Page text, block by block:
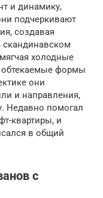
и динамику,
подчеркивают
создавая
скандинавском
холодные
обтекаемые формы
они
и направления,
Недавно помогал
квартиры, и
в общий
с